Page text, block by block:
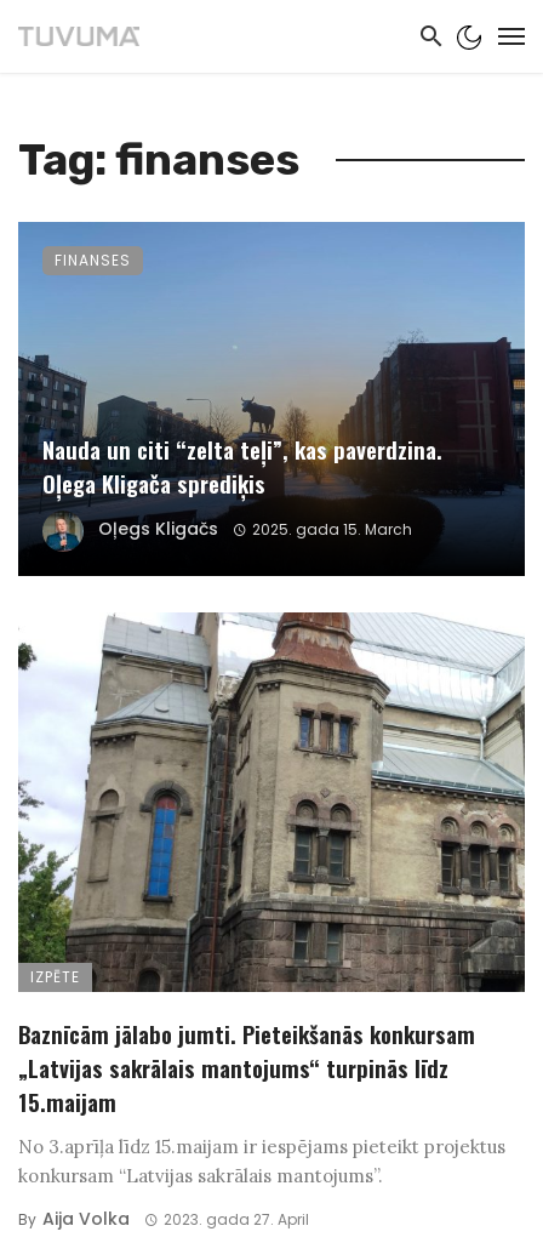
Tag: finanses
Nauda un citi “zelta teļi”, kas paverdzina.
Oļega Kligača sprediķis
Oļegs Kligačs 2025. gada 15. March
FINANSES
IZPĒTE
Baznīcām jālabo jumti. Pieteikšanās konkursam
„Latvijas sakrālais mantojums“ turpinās līdz
15.maijam
No 3.aprīļa līdz 15.maijam ir iespējams pieteikt projektus
konkursam “Latvijas sakrālais mantojums”.
By Aija Volka 2023. gada 27. April